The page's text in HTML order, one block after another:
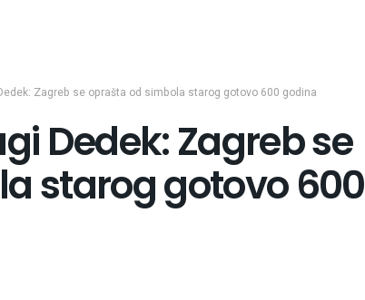
Zagreb se oprašta od simbola starog gotovo 600 godina
Dedek: Zagreb se
starog gotovo 600